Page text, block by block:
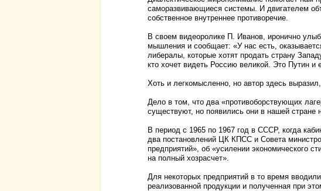
саморазвивающиеся системы. И двигателем
собственное внутреннее противоречие.
В своем видеоролике П. Иванов, иронично
мышления и сообщает: «У нас есть,
либералы, которые хотят продать страну
кто хочет видеть Россию великой. Это Путин и
Хоть и легкомысленно, но автор здесь
Дело в том, что два «противоборствующих
существуют, но появились они в нашей стране
В период с 1965 по 1967 год в СССР, когда
два постановлений ЦК КПСС и Совета
предприятий», об «усилении экономического
на полный хозрасчет».
Для некоторых предприятий в то время
реализованной продукции и полученная при